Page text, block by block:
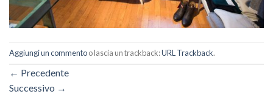
Aggiungi un commentoo lascia un trackback:URL Trackback.
← Precedente
Successivo →